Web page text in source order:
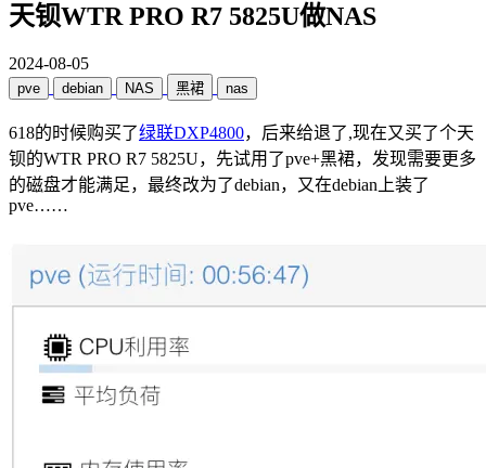
天钡WTR PRO R7 5825U做NAS
2024-08-05
pve debian NAS 黑裙 nas
618的时候购买了绿联DXP4800，后来给退了,现在又买了个天
钡的WTR PRO R7 5825U，先试用了pve+黑裙，发现需要更多
的磁盘才能满足，最终改为了debian，又在debian上装了
pve……